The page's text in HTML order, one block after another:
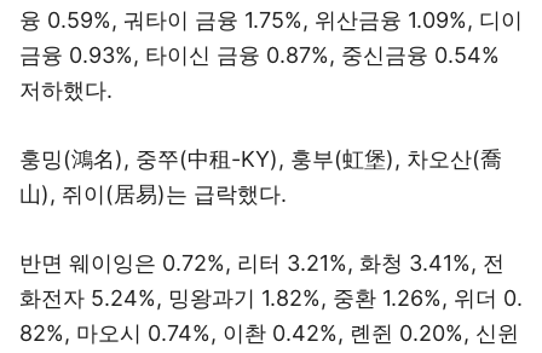
융 0.59%, 궈타이 금융 1.75%, 위산금융 1.09%, 디이
금융 0.93%, 타이신 금융 0.87%, 중신금융 0.54%
저하했다.
훙밍(鴻名), 중쭈(中租-KY), 훙부(虹堡), 차오산(喬
山), 쥐이(居易)는 급락했다.
반면 웨이잉은 0.72%, 리터 3.21%, 화청 3.41%, 전
화전자 5.24%, 밍왕과기 1.82%, 중환 1.26%, 위더 0.
82%, 마오시 0.74%, 이촨 0.42%, 롄쥔 0.20%, 신윈